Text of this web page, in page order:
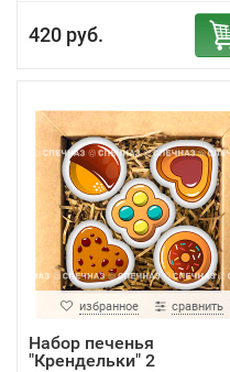
420 руб.
избранное сравнить
Набор печенья
"Крендельки" 2